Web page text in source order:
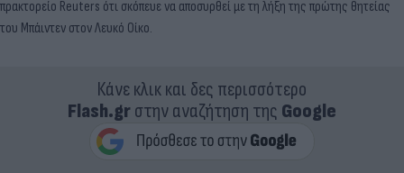
πρακτορείο Reuters ότι σκόπευε να αποσυρθεί με τη λήξη της πρώτης θητείας
του Μπάιντεν στον Λευκό Οίκο.
Κάνε κλικ και δες περισσότερο
Flash.grστην αναζήτηση της Google